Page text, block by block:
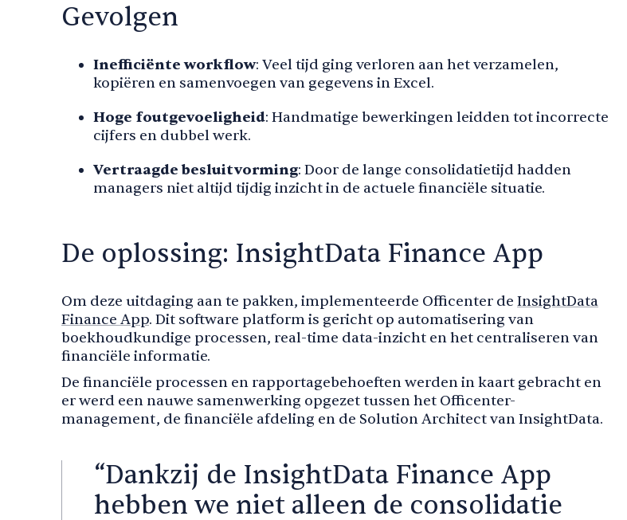
Gevolgen
Inefficiënte workflow: Veel tijd ging verloren aan het verzamelen,
kopiëren en samenvoegen van gegevens in Excel.
Hoge foutgevoeligheid: Handmatige bewerkingen leidden tot incorrecte
cijfers en dubbel werk.
Vertraagde besluitvorming: Door de lange consolidatietijd hadden
managers niet altijd tijdig inzicht in de actuele financiële situatie.
De oplossing: InsightData Finance App
Om deze uitdaging aan te pakken, implementeerde Officenter de InsightData
Finance App. Dit software platform is gericht op automatisering van
boekhoudkundige processen, real-time data-inzicht en het centraliseren van
financiële informatie.
De financiële processen en rapportagebehoeften werden in kaart gebracht en
er werd een nauwe samenwerking opgezet tussen het Officenter-
management, de financiële afdeling en de Solution Architect van InsightData.
“Dankzij de InsightData Finance App
hebben we niet alleen de consolidatie